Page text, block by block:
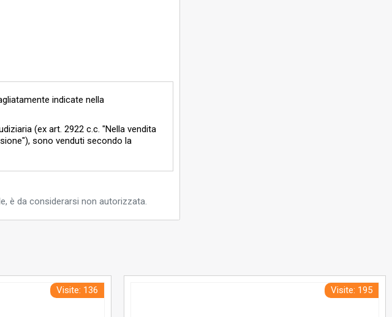
indicate nella
(ex art. 2922 c.c. "Nella vendita
sono venduti secondo la
è da considerarsi non autorizzata.
Visite: 136 Visite: 195